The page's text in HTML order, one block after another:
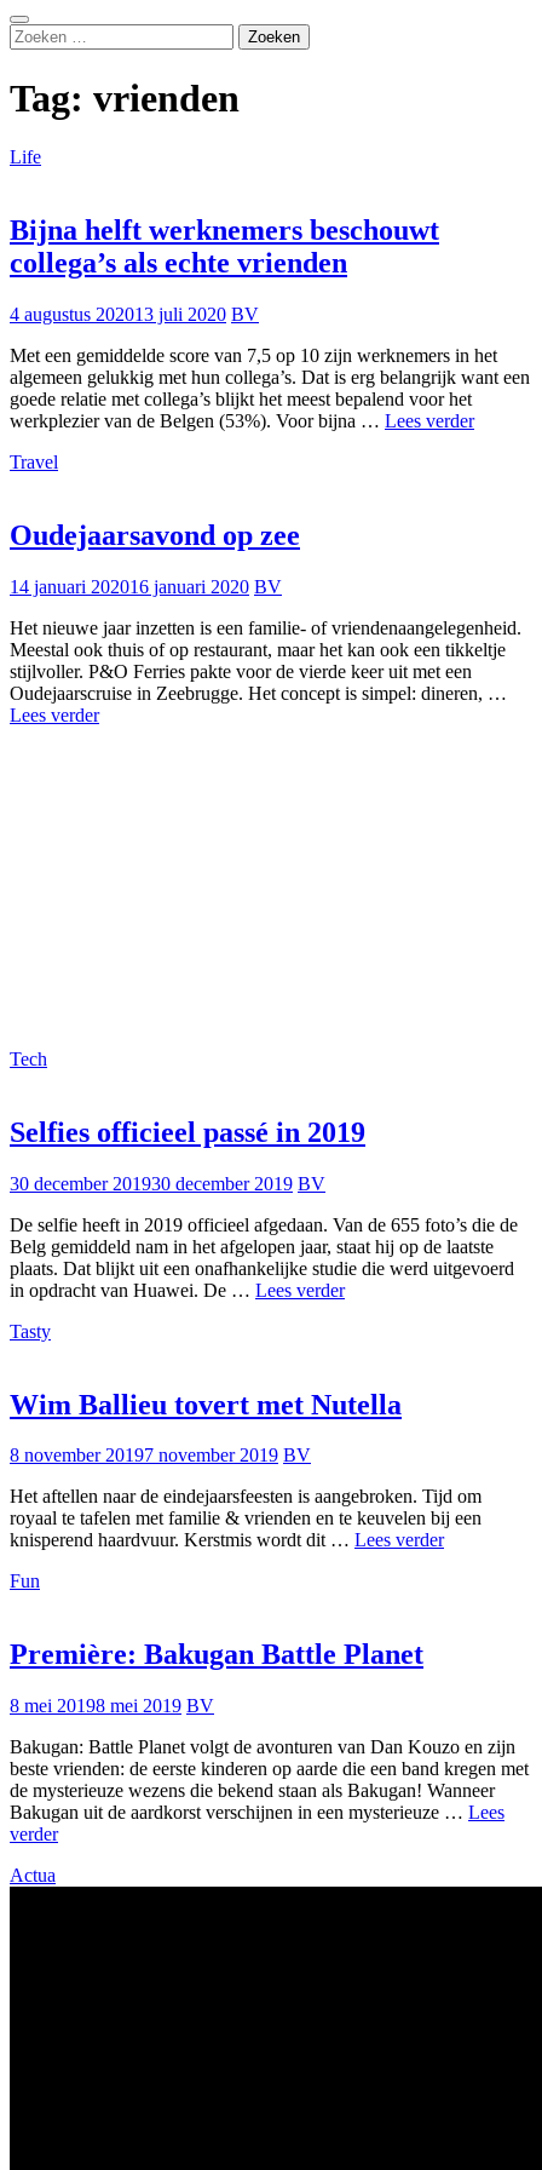
Zoeken
Zoeken
naar:
Tag: vrienden
Life
Bijna helft werknemers beschouwt
collega’s als echte vrienden
4 augustus 202013 juli 2020 BV
Met een gemiddelde score van 7,5 op 10 zijn werknemers in het
algemeen gelukkig met hun collega’s. Dat is erg belangrijk want een
goede relatie met collega’s blijkt het meest bepalend voor het
werkplezier van de Belgen (53%). Voor bijna … Lees verderBijna
Travel
Oudejaarsavond op zee
14 januari 202016 januari 2020 BV
Het nieuwe jaar inzetten is een familie- of vriendenaangelegenheid.
Meestal ook thuis of op restaurant, maar het kan ook een tikkeltje
stijlvoller. P&O Ferries pakte voor de vierde keer uit met een
Oudejaarscruise in Zeebrugge. Het concept is simpel: dineren, …
Lees verderOudejaarsavond
Tech
Selfies officieel passé in 2019
30 december 201930 december 2019 BV
De selfie heeft in 2019 officieel afgedaan. Van de 655 foto’s die de
Belg gemiddeld nam in het afgelopen jaar, staat hij op de laatste
plaats. Dat blijkt uit een onafhankelijke studie die werd uitgevoerd
in opdracht van Huawei. De … Lees verderSelfies
Tasty
Wim Ballieu tovert met Nutella
8 november 20197 november 2019 BV
Het aftellen naar de eindejaarsfeesten is aangebroken. Tijd om
royaal te tafelen met familie & vrienden en te keuvelen bij een
knisperend haardvuur. Kerstmis wordt dit … Lees verderWim
Fun
Première: Bakugan Battle Planet
8 mei 20198 mei 2019 BV
Bakugan: Battle Planet volgt de avonturen van Dan Kouzo en zijn
beste vrienden: de eerste kinderen op aarde die een band kregen met
de mysterieuze wezens die bekend staan als Bakugan! Wanneer
Bakugan uit de aardkorst verschijnen in een mysterieuze … Lees
verderPremière:
Actua